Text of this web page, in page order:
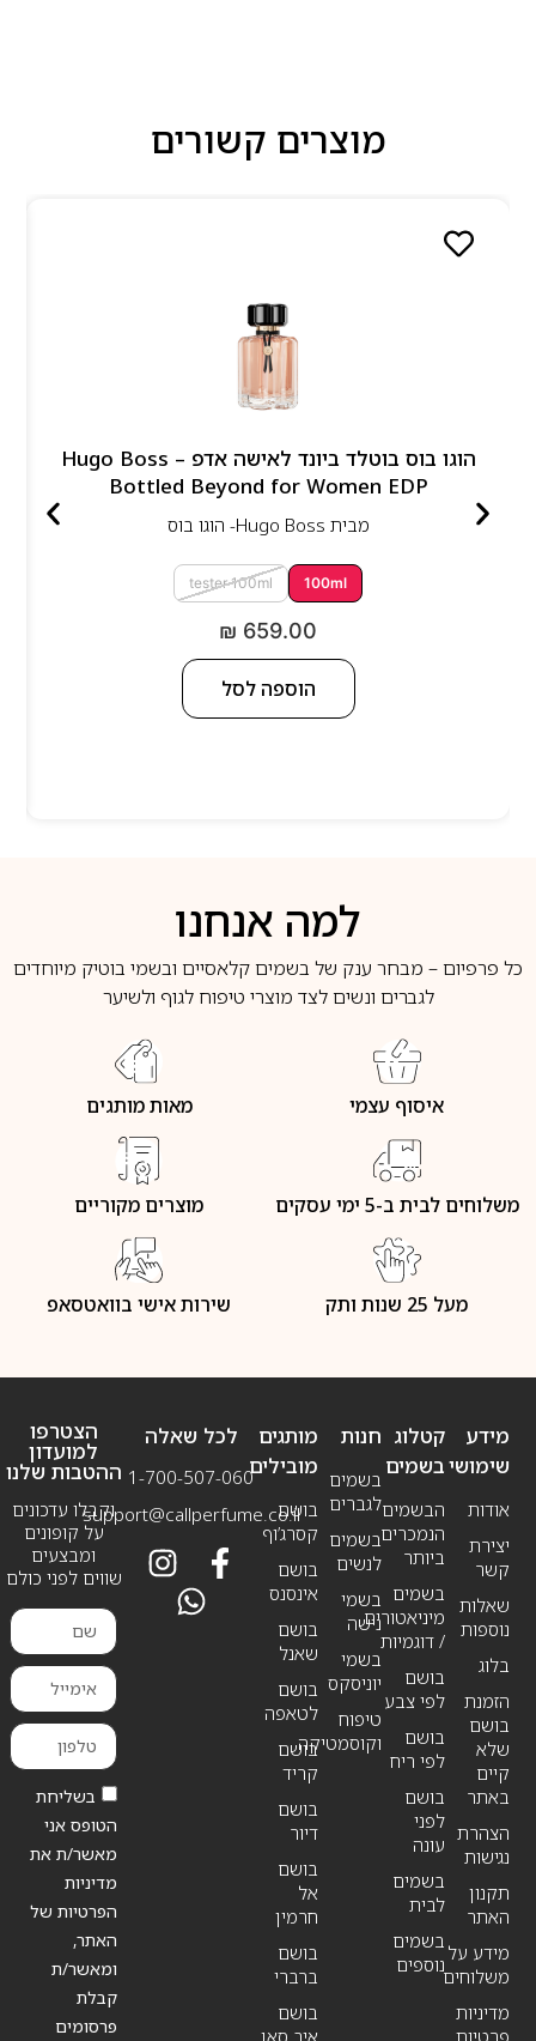
מוצרים קשורים
הוגו בוס בוטלד ביונד לאישה אדפ – Hugo Boss
Bottled Beyond for Women EDP
מבית Hugo Boss- הוגו בוס
100ml
tester 100ml
₪ 659.00
הוספה לסל
למה אנחנו
כל פרפיום – מבחר ענק של בשמים קלאסיים ובשמי בוטיק מיוחדים
לגברים ונשים לצד מוצרי טיפוח לגוף ולשיער
איסוף עצמי מאות מותגים
משלוחים לבית ב-5 ימי עסקים מוצרים מקוריים
מעל 25 שנות ותק שירות אישי בוואטסאפ
מידע
שימושי
אודות
יצירת
קשר
שאלות
נוספות
בלוג
הזמנת
בושם
שלא
קיים
באתר
הצהרת
נגישות
תקנון
האתר
מידע על
משלוחים
מדיניות
חנות
בשמים
לגברים
בשמים
לנשים
בשמי
נישה
בשמי
יוניסקס
טיפוח
וקוסמטיקה
קטלוג
בשמים
הבשמים
הנמכרים
ביותר
בשמים
מיניאטורים
/ דוגמיות
בושם
לפי צבע
בושם
לפי ריח
בושם
לפני
עונה
בשמים
לבית
בשמים
נוספים
מותגים
מובילים
בושם
קסרג’וף
בושם
אינסנס
בושם
שאנל
בושם
לטאפה
בושם
קריד
בושם
דיור
בושם
אל
חרמין
בושם
ברברי
בושם
לכל שאלה
1-700-507-060
support@callperfume.co.il
הצטרפו
למועדון
ההטבות שלנו
וקבלו עדכונים
על קופונים
ומבצעים
שווים לפני כולם
בשליחת
הטופס אני
מאשר/ת את
מדיניות
הפרטיות של
האתר,
ומאשר/ת
קבלת
פרסומים